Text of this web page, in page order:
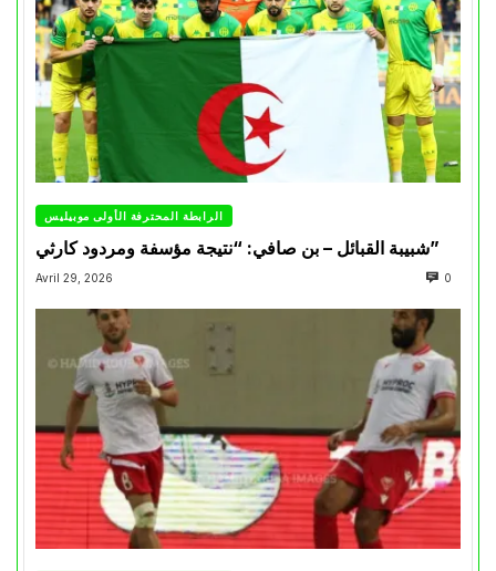
الرابطة المحترفة الأولى موبيليس
شبيبة القبائل – بن صافي: “نتيجة مؤسفة ومردود كارثي”
Avril 29, 2026 0